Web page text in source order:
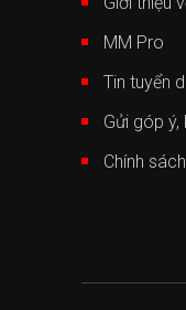
MM Pro
Tin tuyển
Gửi góp ý,
Chính